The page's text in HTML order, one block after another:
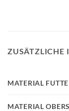
ZUSÄTZLICHE
MATERIAL
MATERIAL